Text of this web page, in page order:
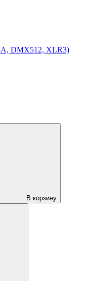
DMX512, XLR3)
В корзину